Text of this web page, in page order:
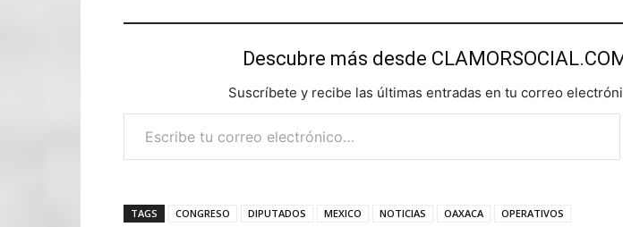
Descubre más desde
Suscríbete y recibe las últimas entradas en tu correo
Escribe tu correo electrónico…
TAGS CONGRESO DIPUTADOS MEXICO NOTICIAS OAXACA OPERATIVOS